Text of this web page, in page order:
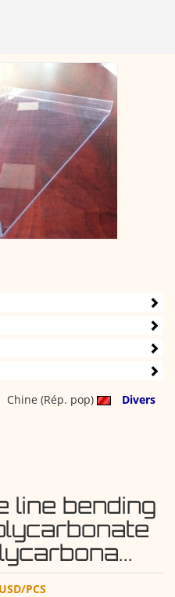
Chine (Rép. pop)
Divers
line bending
PCS